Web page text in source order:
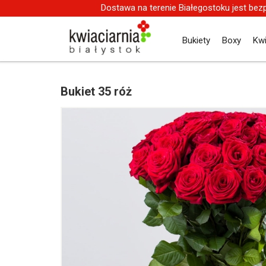
Dostawa na terenie Białegostoku jest
Bukiety Boxy
Bukiet 35 róż